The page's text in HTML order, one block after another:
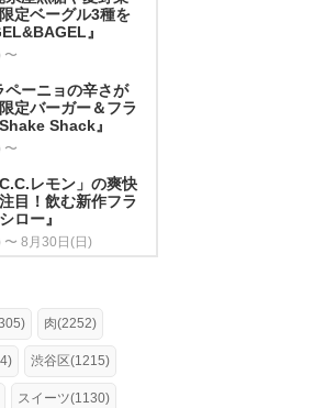
定ベーグル3種を
』
〜
ペーニョの辛さが
定バーガー＆フラ
Shack』
〜
レモン」の爽快
目！飲む新作フラ
ロー』
〜 8月30日(日)
肉(2252)
渋谷区(1215)
スイーツ(1130)